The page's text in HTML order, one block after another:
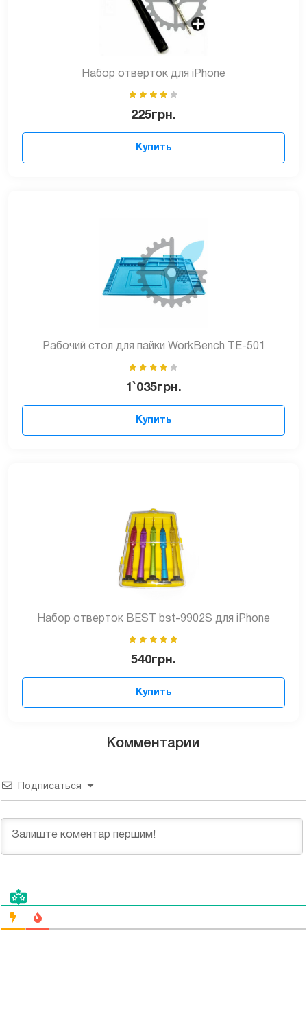
Набор отверток для iPhone
225грн.
Купить
Рабочий стол для пайки WorkBench TE-501
1`035грн.
Купить
Набор отверток BEST bst-9902S для iPhone
540грн.
Купить
Комментарии
Подписаться